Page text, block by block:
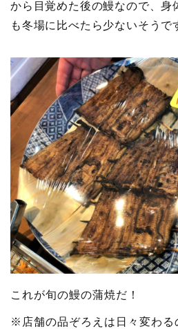
から目覚めた後の鰻なので、身
も冬場に比べたら少ないそうで
これが旬の鰻の蒲焼だ！
※店舗の品ぞろえは日々変わる